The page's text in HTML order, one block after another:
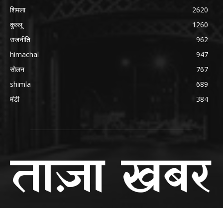
शिमला
2620
कुल्लू
1260
राजनीति
962
himachal
947
सोलन
767
shimla
689
मंडी
384